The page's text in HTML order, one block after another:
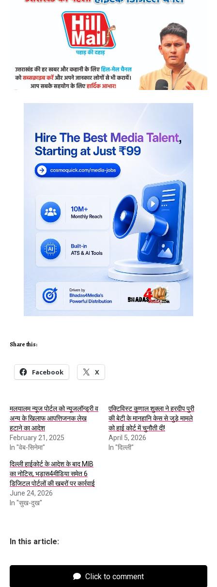
Share this:
Facebook X
मलयालम न्यूज पोर्टल को न्यूजलॉन्ड्री व
अन्य के खिलाफ आपत्तिजनक लेख
हटाने का आदेश
February 21, 2025
In "वेब-सिनेमा"
एक्टिविस्ट कुणाल शुक्ला ने हरदीप पुरी
की बेटी के मानहानि केस से जुड़े मामले
को हाई कोर्ट में चुनौती दी!
April 5, 2026
In "दिल्ली"
दिल्ली हाईकोर्ट के आदेश के बाद MIB
का नोटिस, भड़ास4मीडिया समेत 6
डिजिटल पोर्टलों की खबरों पर कार्रवाई
June 24, 2026
In "सुख-दुख"
In this article:
Click to comment